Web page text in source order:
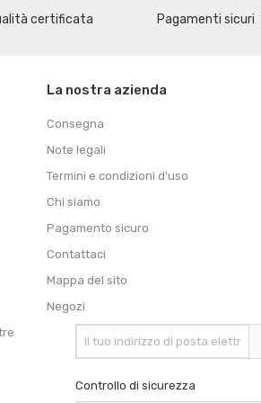
certificata Pagamenti sicuri
La nostra azienda
Consegna
Note legali
Termini e condizioni d'uso
Chi siamo
Pagamento sicuro
Contattaci
Mappa del sito
Negozi
Controllo di sicurezza